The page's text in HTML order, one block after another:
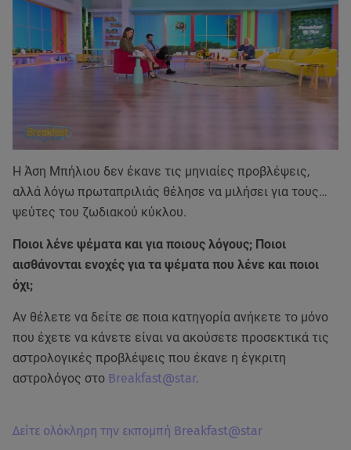
Η Άση Μπήλιου δεν έκανε τις μηνιαίες προβλέψεις,
αλλά λόγω πρωταπριλιάς θέλησε να μιλήσει για τους…
ψεύτες του ζωδιακού κύκλου.
Ποιοι λένε ψέματα και για ποιους λόγους; Ποιοι
αισθάνονται ενοχές για τα ψέματα που λένε και ποιοι
όχι;
Αν θέλετε να δείτε σε ποια κατηγορία ανήκετε το μόνο
που έχετε να κάνετε είναι να ακούσετε προσεκτικά τις
αστρολογικές προβλέψεις που έκανε η έγκριτη
αστρολόγος στο Breakfast@star.
Δείτε ολόκληρη την εκπομπή Breakfast@star